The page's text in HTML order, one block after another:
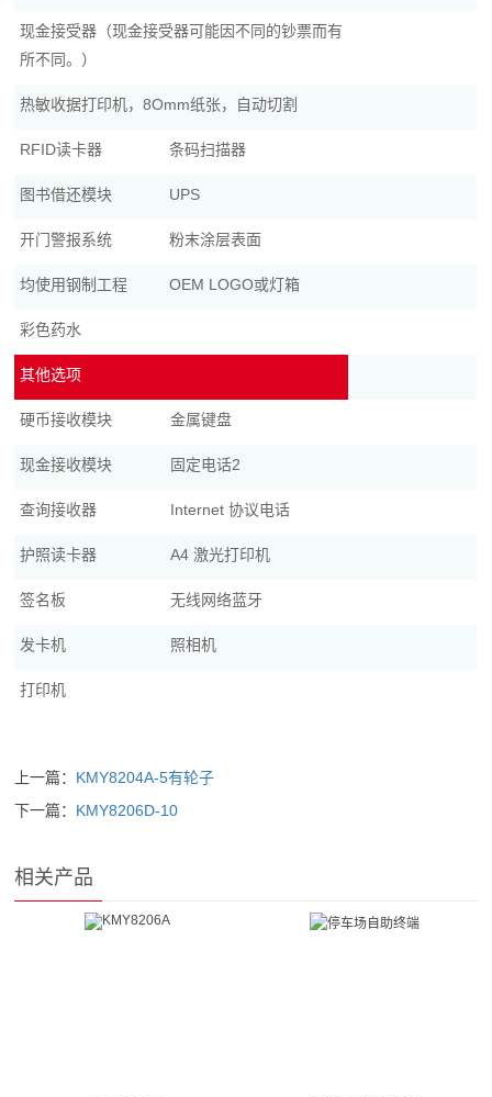
现金接受器（现金接受器可能因不同的钞票而有
所不同。）
热敏收据打印机，8Omm纸张，自动切割
RFID读卡器 条码扫描器
图书借还模块 UPS
开门警报系统 粉末涂层表面
均使用钢制工程 OEM LOGO或灯箱
彩色药水
其他选项
硬币接收模块 金属键盘
现金接收模块 固定电话2
查询接收器 Internet 协议电话
护照读卡器 A4 激光打印机
签名板 无线网络蓝牙
发卡机 照相机
打印机
上一篇： KMY8204A-5有轮子
下一篇： KMY8206D-10
相关产品